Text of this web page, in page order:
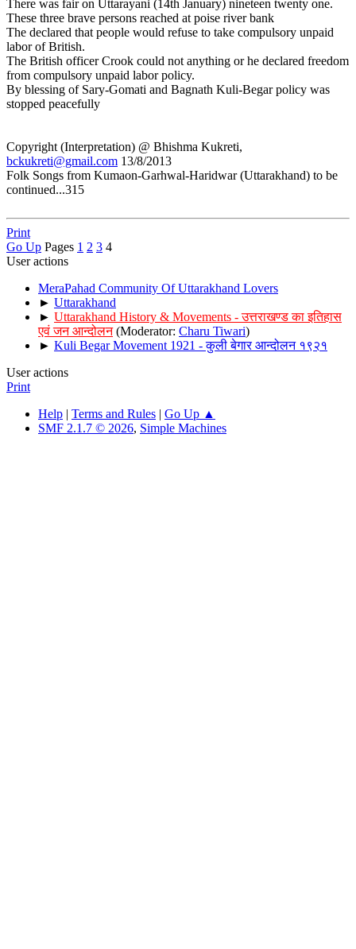
There was fair on Uttarayani (14th January) nineteen twenty one.
These three brave persons reached at poise river bank
The declared that people would refuse to take compulsory unpaid
labor of British.
The British officer Crook could not anything or he declared freedom
from compulsory unpaid labor policy.
By blessing of Sary-Gomati and Bagnath Kuli-Begar policy was
stopped peacefully
Copyright (Interpretation) @ Bhishma Kukreti,
bckukreti@gmail.com 13/8/2013
Folk Songs from Kumaon-Garhwal-Haridwar (Uttarakhand) to be
continued...315
Print
Go Up Pages 1 2 3 4
User actions
MeraPahad Community Of Uttarakhand Lovers
► Uttarakhand
► Uttarakhand History & Movements - उत्तराखण्ड का इतिहास
एवं जन आन्दोलन (Moderator: Charu Tiwari)
► Kuli Begar Movement 1921 - कुली बेगार आन्दोलन १९२१
User actions
Print
Help | Terms and Rules | Go Up ▲
SMF 2.1.7 © 2026, Simple Machines